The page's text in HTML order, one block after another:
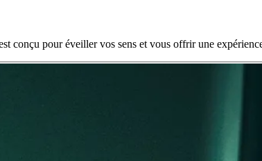
conçu pour éveiller vos sens et vous offrir une